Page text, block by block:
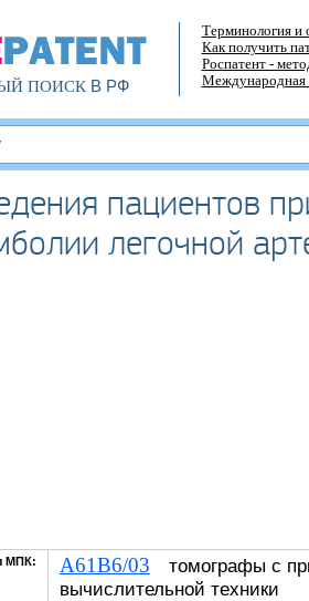
ПОИСКВ РФ
Терминология и
Как получить
Роспатент -
Международная
пациентов
легочной
МПК: A61B6/03 томографы с
вычислительной техники